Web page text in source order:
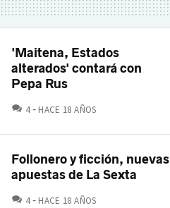
'Maitena, Estados
alterados' contará con
Pepa Rus
4 COMENTARIOS
HACE 18 AÑOS
Follonero y ficción, nuevas
apuestas de La Sexta
4 COMENTARIOS
HACE 18 AÑOS